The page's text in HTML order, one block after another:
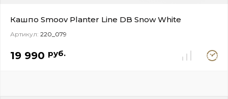
Кашпо Smoov Planter Line DB Snow White
Артикул: 220_079
19 990 руб.
заказ